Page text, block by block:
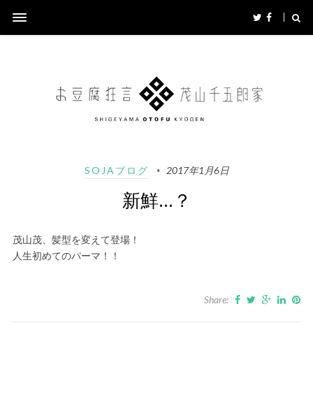
SOJAブログ 2017年1月6日
新鮮…？
茂山茂、髪型を変えて登場！
人生初めてのパーマ！！
Share: